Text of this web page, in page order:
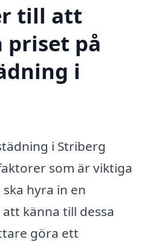
till att
priset på
i
i Striberg
som är viktiga
hyra in en
känna till dessa
göra ett